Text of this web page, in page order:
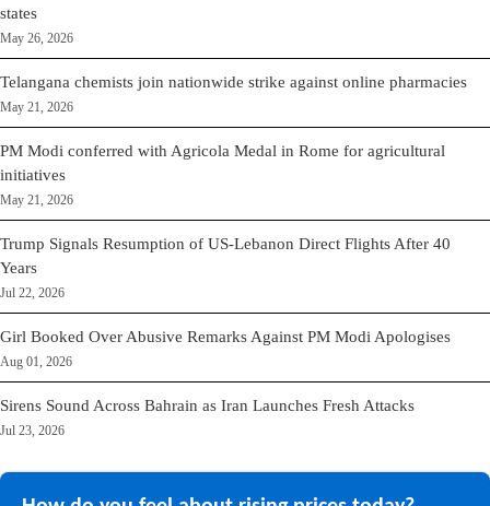
states
May 26, 2026
Telangana chemists join nationwide strike against online pharmacies
May 21, 2026
PM Modi conferred with Agricola Medal in Rome for agricultural
initiatives
May 21, 2026
Trump Signals Resumption of US-Lebanon Direct Flights After 40
Years
Jul 22, 2026
Girl Booked Over Abusive Remarks Against PM Modi Apologises
Aug 01, 2026
Sirens Sound Across Bahrain as Iran Launches Fresh Attacks
Jul 23, 2026